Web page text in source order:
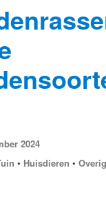
2024
• Huisdieren • Overig